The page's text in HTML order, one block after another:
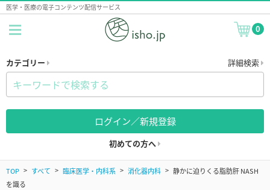
医学・医療の電子コンテンツ配信サービス
0
カテゴリー 詳細検索
ログイン／新規登録
初めての方へ
TOP すべて 臨床医学・内科系 消化器内科
静かに迫りくる脂肪肝 NASH
を識る